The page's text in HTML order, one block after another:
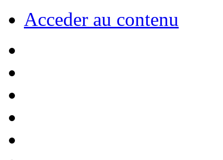
Acceder au contenu